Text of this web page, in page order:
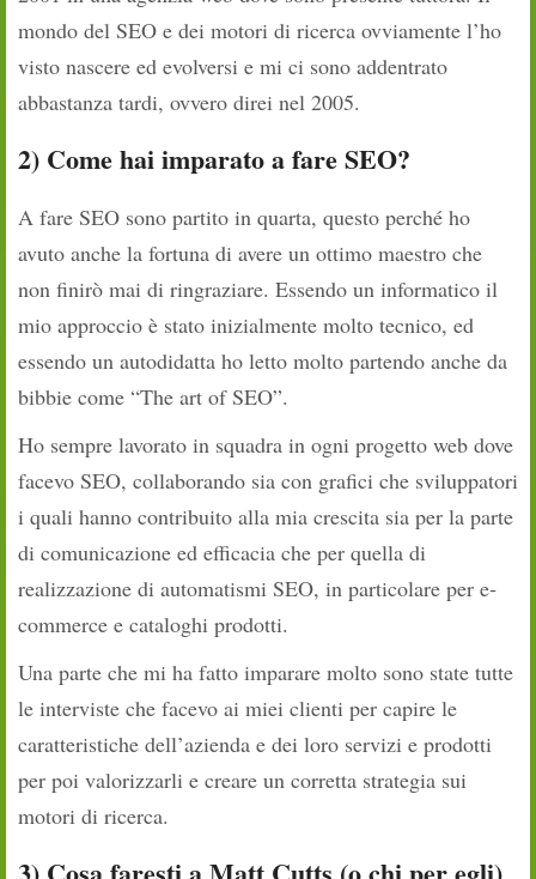
mondo del SEO e dei motori di ricerca ovviamente l’ho
visto nascere ed evolversi e mi ci sono addentrato
abbastanza tardi, ovvero direi nel 2005.
2) Come hai imparato a fare SEO?
A fare SEO sono partito in quarta, questo perché ho
avuto anche la fortuna di avere un ottimo maestro che
non finirò mai di ringraziare. Essendo un informatico il
mio approccio è stato inizialmente molto tecnico, ed
essendo un autodidatta ho letto molto partendo anche da
bibbie come “The art of SEO”.
Ho sempre lavorato in squadra in ogni progetto web dove
facevo SEO, collaborando sia con grafici che sviluppatori
i quali hanno contribuito alla mia crescita sia per la parte
di comunicazione ed efficacia che per quella di
realizzazione di automatismi SEO, in particolare per e­
commerce e cataloghi prodotti.
Una parte che mi ha fatto imparare molto sono state tutte
le interviste che facevo ai miei clienti per capire le
caratteristiche dell’azienda e dei loro servizi e prodotti
per poi valorizzarli e creare un corretta strategia sui
motori di ricerca.